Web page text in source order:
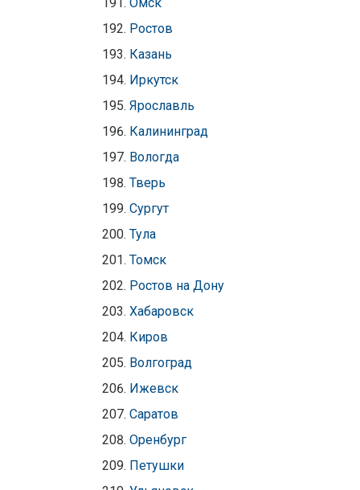
Ростов
Казань
Иркутск
Ярославль
Калининград
Вологда
Тверь
Сургут
Тула
Томск
Ростов на Дону
Хабаровск
Киров
Волгоград
Ижевск
Саратов
Оренбург
Петушки